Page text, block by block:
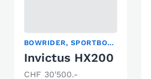
BOWRIDER, SPORTBOOT
Invictus HX200
CHF 30'500.-